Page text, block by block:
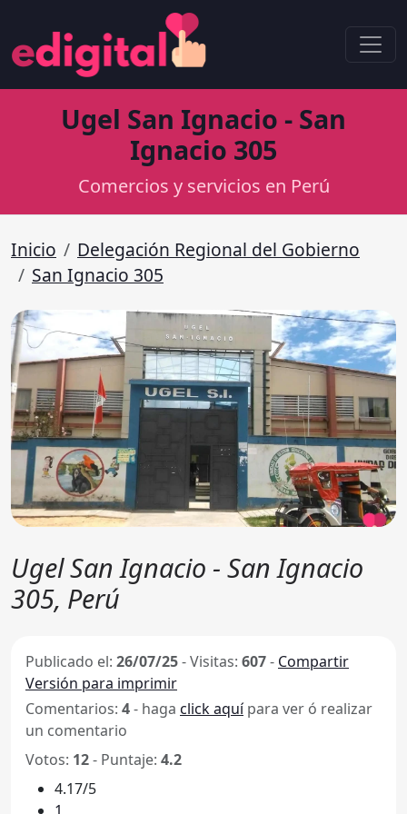
Ugel San Ignacio - San
Ignacio 305
Comercios y servicios en Perú
Inicio
Delegación Regional del Gobierno
San Ignacio 305
Ugel San Ignacio - San Ignacio
305, Perú
Publicado el: 26/07/25-Visitas: 607- Compartir
Versión para imprimir
Comentarios: 4- haga click aquípara ver ó realizar
un comentario
Votos: 12- Puntaje: 4.2
4.17/5
1